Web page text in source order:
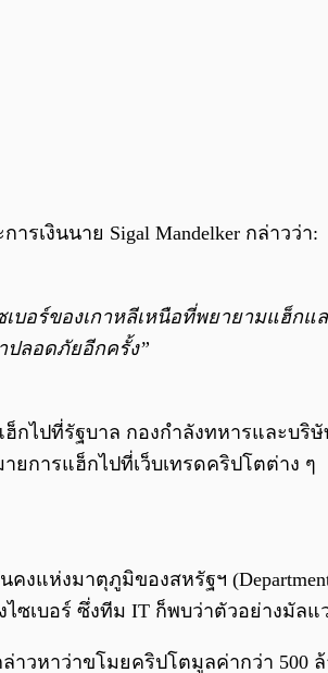
รเงินนาย Sigal Mandelker กล่าวว่า:
บอร์ของเกาหลีเหนือที่พยายามแฮ็ก
ปลอดภัยอีกครั้ง”
กไปที่รัฐบาล กองกำลังทหารและบ
ยการแฮ็กไปที่เว็บเทรดคริปโตต่าง ๆ
แห่งมาตุภูมิของสหรัฐฯ
เบอร์ ซึ่งทีม IT ก็พบว่าตัวอย่างมัลแ
าวหาว่าขโมยคริปโตมูลค่ากว่า